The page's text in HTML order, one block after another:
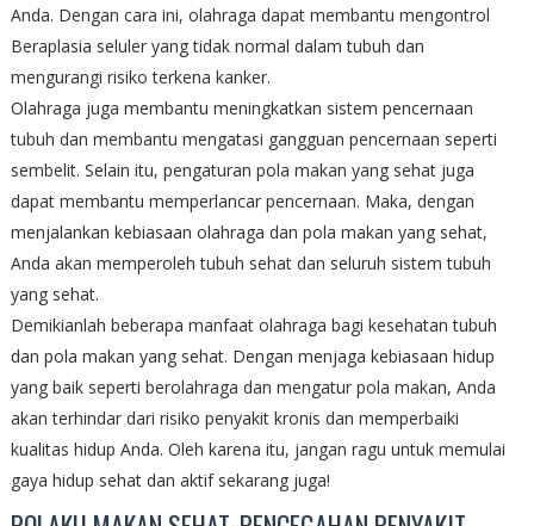
Anda. Dengan cara ini, olahraga dapat membantu mengontrol
Beraplasia seluler yang tidak normal dalam tubuh dan
mengurangi risiko terkena kanker.
Olahraga juga membantu meningkatkan sistem pencernaan
tubuh dan membantu mengatasi gangguan pencernaan seperti
sembelit. Selain itu, pengaturan pola makan yang sehat juga
dapat membantu memperlancar pencernaan. Maka, dengan
menjalankan kebiasaan olahraga dan pola makan yang sehat,
Anda akan memperoleh tubuh sehat dan seluruh sistem tubuh
yang sehat.
Demikianlah beberapa manfaat olahraga bagi kesehatan tubuh
dan pola makan yang sehat. Dengan menjaga kebiasaan hidup
yang baik seperti berolahraga dan mengatur pola makan, Anda
akan terhindar dari risiko penyakit kronis dan memperbaiki
kualitas hidup Anda. Oleh karena itu, jangan ragu untuk memulai
gaya hidup sehat dan aktif sekarang juga!